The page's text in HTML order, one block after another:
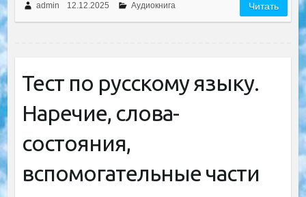
admin 12.12.2025 Аудиокнига Читать
Тест по русскому языку.
Наречие, слова-
состояния,
вспомогательные части